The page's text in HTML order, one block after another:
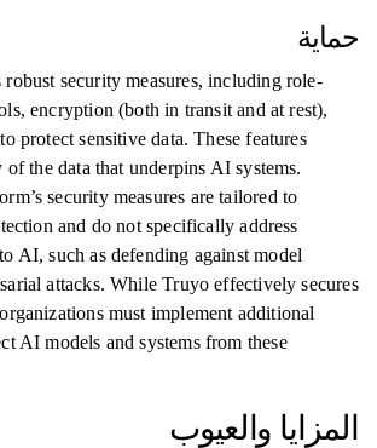
حماية
security measures, including role-
encryption (both in transit and at rest),
protect sensitive data. These features
of the data that underpins AI systems.
security measures are tailored to
and do not specifically address
AI, such as defending against model
attacks. While Truyo effectively secures
must implement additional
AI models and systems from these
المزايا والعيوب